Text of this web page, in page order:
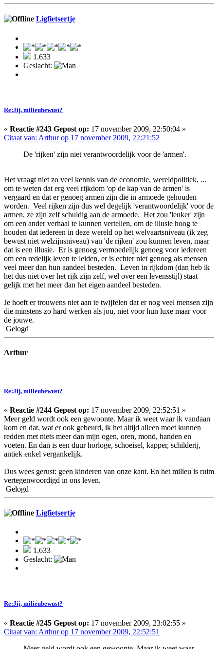
Ligfietsertje
1.633
Geslacht:
Re:Jij, milieubewust?
« Reactie #243 Gepost op: 17 november 2009, 22:50:04 »
Citaat van: Arthur op 17 november 2009, 22:21:52
De 'rijken' zijn niet verantwoordelijk voor de 'armen'.
Het vraagt niet zo veel kennis van de economie, wereldpolitiek, ...
om te weten dat erg veel rijkdom 'op de kap van de armen' is
vergaard en dat er genoeg armen zijn die in armoede gehouden
worden. Veel rijken zijn dus wel degelijk 'verantwoordelijk' voor de
armen, ze zijn zelf schuldig aan de armoede. Het zou 'leuker' zijn
om een ander verhaal te kunnen vertellen, om de illusie hoog te
houden dat iedereen in deze wereld op het welvaartsniveau (ik zeg
bewust niet welzijnsniveau) van 'de rijken' zou kunnen leven, maar
dat is een illusie. Er is genoeg vermoedelijk genoeg voor iedereen
om een redelijk leven te leiden, er is echter niet genoeg als mensen
veel meer dan hun aandeel besteden. Leven in rijkdom (dan heb ik
het dus niet over het rijk zijn zelf, wel over een levensstijl) staat
gelijk met het meer dan het eigen aandeel besteden.
Je hoeft er trouwens niet aan te twijfelen dat er nog veel mensen zijn
die minstens zo hard werken als jou, niet voor hun luxe maar voor
de jouwe.
Gelogd
Arthur
Re:Jij, milieubewust?
« Reactie #244 Gepost op: 17 november 2009, 22:52:51 »
Meer geld wordt ook een gewoonte. Maar ik weet waar ik vandaan
kom en dat, wat er ook gebeurd, ik het altijd alleen moet kunnen
redden met niets meer dan mijn ogen, oren, mond, handen en
voeten. En dan is een duur horloge, schoeisel, kapper, schilderij,
antiek enkel vergankelijk.
Dus wees gerust: geen kinderen van onze kant. En het milieu is ruim
vertegenwoordigd in ons leven.
Gelogd
Ligfietsertje
1.633
Geslacht:
Re:Jij, milieubewust?
« Reactie #245 Gepost op: 17 november 2009, 23:02:55 »
Citaat van: Arthur op 17 november 2009, 22:52:51